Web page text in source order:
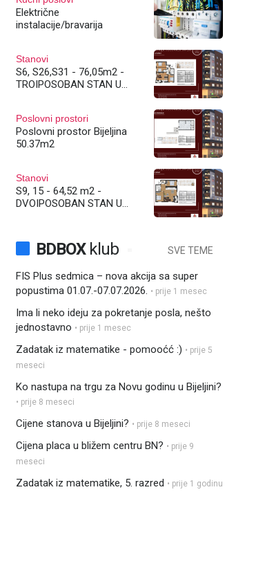
Električne
instalacije/bravarija
Stanovi
S6, S26,S31 - 76,05m2 -
TROIPOSOBAN STAN U
Poslovni prostori
Poslovni prostor Bijeljina
50.37m2
Stanovi
S9, 15 - 64,52 m2 -
DVOIPOSOBAN STAN U
BDBOXklub SVE TEME
FIS Plus sedmica – nova akcija sa super
popustima 01.07.-07.07.2026. • prije 1 mesec
Ima li neko ideju za pokretanje posla, nešto
jednostavno • prije 1 mesec
Zadatak iz matematike - pomooćć :) • prije 5
meseci
Ko nastupa na trgu za Novu godinu u Bijeljini?
• prije 8 meseci
Cijene stanova u Bijeljini? • prije 8 meseci
Cijena placa u bližem centru BN? • prije 9
meseci
Zadatak iz matematike, 5. razred • prije 1 godinu